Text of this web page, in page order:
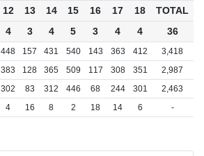
12 13 14 15 16 17 18
TOTAL
4 3 4 5 3 4 4 36
448 157 431 540 143 363 412
3,418
383 128 365 509 117 308 351
2,987
302 83 312 446 68 244 301
2,463
4 16 8 2 18 14 6 -